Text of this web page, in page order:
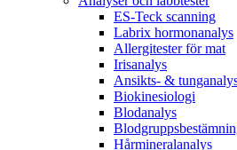
ES-Teck scanning
Labrix hormonanalys
Allergitester för mat
Irisanalys
Ansikts- &
Biokinesiologi
Blodanalys
Hårmineralanalys